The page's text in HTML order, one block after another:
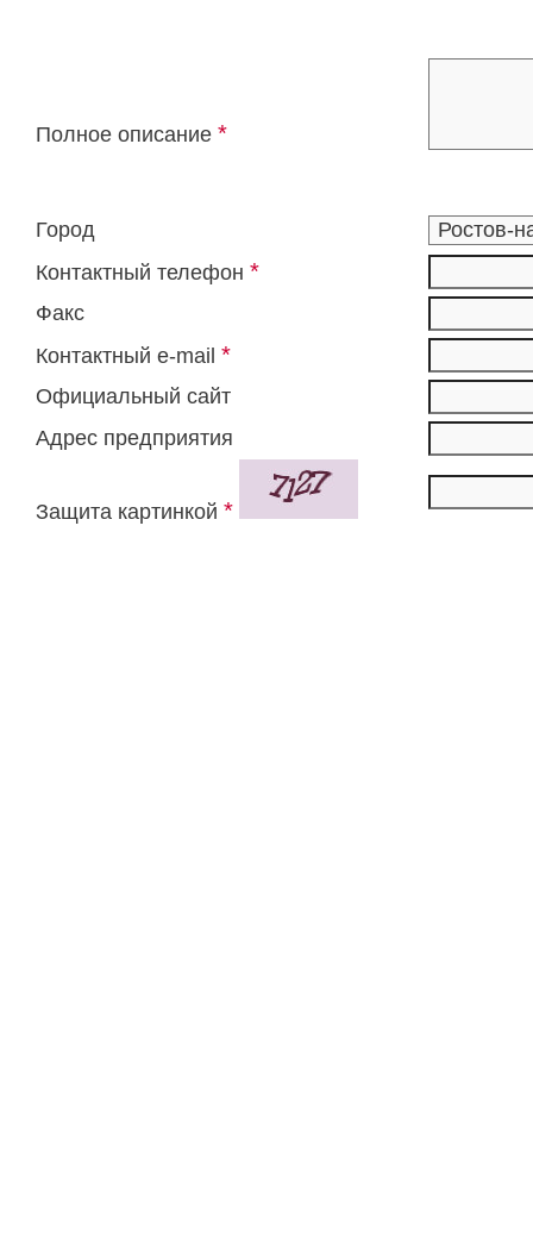
Полное описание *
Город
Контактный телефон *
Факс
Контактный e-mail *
Официальный сайт
Адрес предприятия
Защита картинкой *